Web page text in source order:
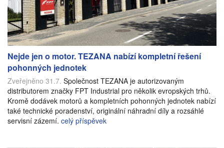
Nejde jen o motor. TEZANA nabízí kompletní řešení
pohonných jednotek
Zveřejněno 31.7. Společnost TEZANA je autorizovaným
distributorem značky FPT Industrial pro několik evropských trhů.
Kromě dodávek motorů a kompletních pohonných jednotek nabízí
také technické poradenství, originální náhradní díly a rozsáhlé
servisní zázemí. celý příspěvek